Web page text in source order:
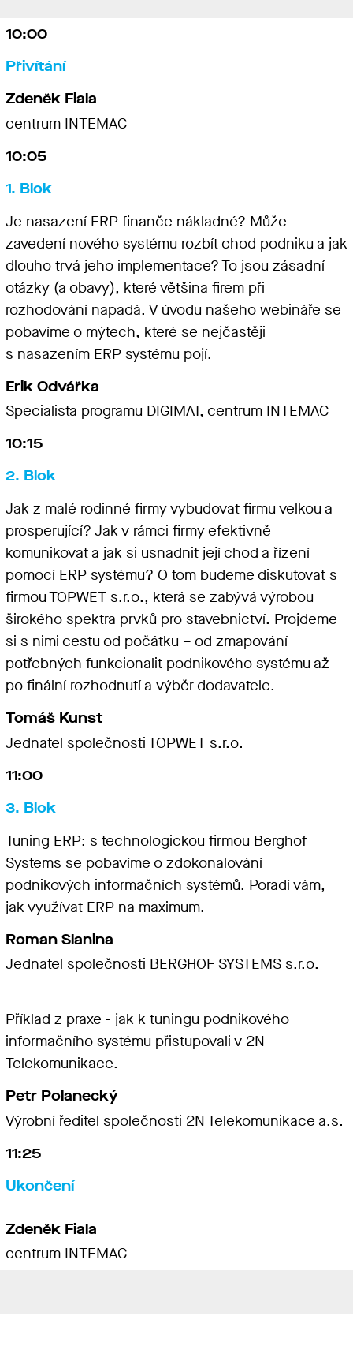
10:00
Přivítání
Zdeněk Fiala
centrum INTEMAC
10:05
1. Blok
Je nasazení ERP finanče nákladné? Může
zavedení nového systému rozbít chod podniku a jak
dlouho trvá jeho implementace? To jsou zásadní
otázky (a obavy), které většina firem při
rozhodování napadá. V úvodu našeho webináře se
pobavíme o mýtech, které se nejčastěji
s nasazením ERP systému pojí.
Erik Odvářka
Specialista programu DIGIMAT, centrum INTEMAC
10:15
2. Blok
Jak z malé rodinné firmy vybudovat firmu velkou a
prosperující? Jak v rámci firmy efektivně
komunikovat a jak si usnadnit její chod a řízení
pomocí ERP systému? O tom budeme diskutovat s
firmou TOPWET s.r.o., která se zabývá výrobou
širokého spektra prvků pro stavebnictví. Projdeme
si s nimi cestu od počátku – od zmapování
potřebných funkcionalit podnikového systému až
po finální rozhodnutí a výběr dodavatele.
Tomáš Kunst
Jednatel společnosti TOPWET s.r.o.
11:00
3. Blok
Tuning ERP: s technologickou firmou Berghof
Systems se pobavíme o zdokonalování
podnikových informačních systémů. Poradí vám,
jak využívat ERP na maximum.
Roman Slanina
Jednatel společnosti BERGHOF SYSTEMS s.r.o.
Příklad z praxe - jak k tuningu podnikového
informačního systému přistupovali v 2N
Telekomunikace.
Petr Polanecký
Výrobní ředitel společnosti 2N Telekomunikace a.s.
11:25
Ukončení
Zdeněk Fiala
centrum INTEMAC